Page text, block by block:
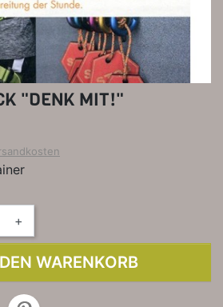
"DENK MIT!"
+
WARENKORB